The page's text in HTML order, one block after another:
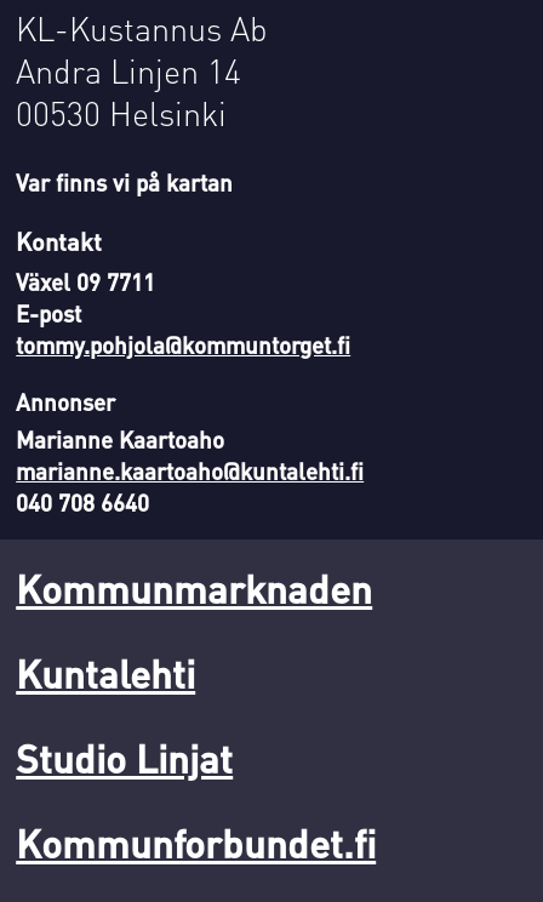
KL-Kustannus Ab
Andra Linjen 14
00530 Helsinki
Var finns vi på kartan
Kontakt
Växel 09 7711
E-post
tommy.pohjola@kommuntorget.fi
Annonser
Marianne Kaartoaho
marianne.kaartoaho@kuntalehti.fi
040 708 6640
Kommunmarknaden
Kuntalehti
Studio Linjat
Kommunforbundet.fi